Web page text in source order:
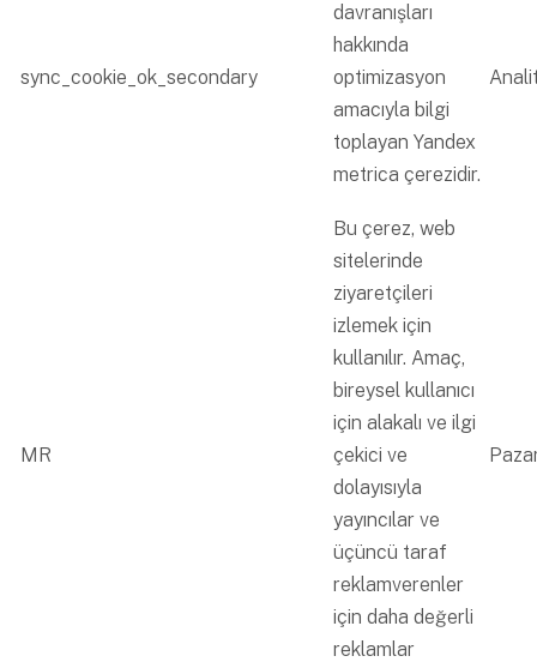
sync_cookie_ok_secondary
davranışları
hakkında
optimizasyon
amacıyla bilgi
toplayan Yandex
metrica çerezidir.
MR
Bu çerez, web
sitelerinde
ziyaretçileri
izlemek için
kullanılır. Amaç,
bireysel kullanıcı
için alakalı ve ilgi
çekici ve
dolayısıyla
yayıncılar ve
üçüncü taraf
reklamverenler
için daha değerli
reklamlar